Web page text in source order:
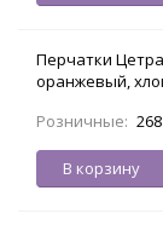
Перчатки
оранжевый,
Розничные:
В корзину